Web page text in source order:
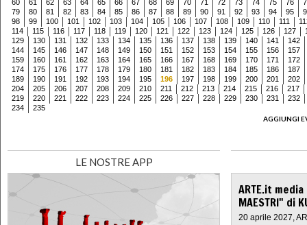
60 61 62 63 64 65 66 67 68 69 70 71 72 73 74 75 76
79
80 81 82 83 84 85 86 87 88 89 90 91 92 93 94 95
98
99 100 101 102 103 104 105 106 107 108 109 110 111
114
115 116 117 118 119 120 121 122 123 124 125 126 127
129
130 131 132 133 134 135 136 137 138 139 140 141
142
144
145 146 147 148 149 150 151 152 153 154 155 156
157
159
160 161 162 163 164 165 166 167 168 169 170 171
172
174
175 176 177 178 179 180 181 182 183 184 185 186
187
189
190 191 192 193 194 195 196 197 198 199 200 201
202
204
205 206 207 208 209 210 211 212 213 214 215 216
217
219
220 221 222 223 224 225 226 227 228 229 230 231
232
234
235
AGGIUNGI
LE NOSTRE APP
ARTE.it
MAESTRI" di
20 aprile 2027,